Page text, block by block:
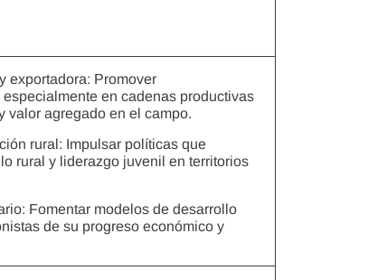
exportadora: Promover
en cadenas productivas
valor agregado en el campo.
rural: Impulsar políticas que
rural y liderazgo juvenil en territorios
Fomentar modelos de desarrollo
de su progreso económico y